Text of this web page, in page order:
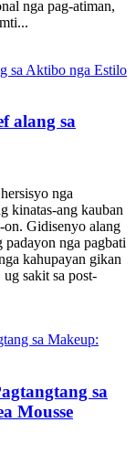
nga pag-atiman,
alang sa
nga
kinatas-ang kauban
on. Gidisenyo alang
padayon nga pagbati
kahupayan gikan
sakit sa post-
sa
Mousse